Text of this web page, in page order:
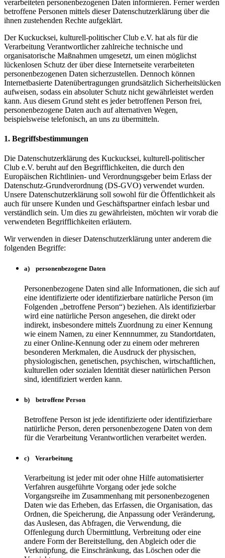
verarbeiteten personenbezogenen Daten informieren. Ferner werden
betroffene Personen mittels dieser Datenschutzerklärung über die
ihnen zustehenden Rechte aufgeklärt.
Der Kuckucksei, kulturell-politischer Club e.V. hat als für die
Verarbeitung Verantwortlicher zahlreiche technische und
organisatorische Maßnahmen umgesetzt, um einen möglichst
lückenlosen Schutz der über diese Internetseite verarbeiteten
personenbezogenen Daten sicherzustellen. Dennoch können
Internetbasierte Datenübertragungen grundsätzlich Sicherheitslücken
aufweisen, sodass ein absoluter Schutz nicht gewährleistet werden
kann. Aus diesem Grund steht es jeder betroffenen Person frei,
personenbezogene Daten auch auf alternativen Wegen,
beispielsweise telefonisch, an uns zu übermitteln.
1. Begriffsbestimmungen
Die Datenschutzerklärung des Kuckucksei, kulturell-politischer
Club e.V. beruht auf den Begrifflichkeiten, die durch den
Europäischen Richtlinien- und Verordnungsgeber beim Erlass der
Datenschutz-Grundverordnung (DS-GVO) verwendet wurden.
Unsere Datenschutzerklärung soll sowohl für die Öffentlichkeit als
auch für unsere Kunden und Geschäftspartner einfach lesbar und
verständlich sein. Um dies zu gewährleisten, möchten wir vorab die
verwendeten Begrifflichkeiten erläutern.
Wir verwenden in dieser Datenschutzerklärung unter anderem die
folgenden Begriffe:
a) personenbezogene Daten
Personenbezogene Daten sind alle Informationen, die sich auf
eine identifizierte oder identifizierbare natürliche Person (im
Folgenden „betroffene Person“) beziehen. Als identifizierbar
wird eine natürliche Person angesehen, die direkt oder
indirekt, insbesondere mittels Zuordnung zu einer Kennung
wie einem Namen, zu einer Kennnummer, zu Standortdaten,
zu einer Online-Kennung oder zu einem oder mehreren
besonderen Merkmalen, die Ausdruck der physischen,
physiologischen, genetischen, psychischen, wirtschaftlichen,
kulturellen oder sozialen Identität dieser natürlichen Person
sind, identifiziert werden kann.
b) betroffene Person
Betroffene Person ist jede identifizierte oder identifizierbare
natürliche Person, deren personenbezogene Daten von dem
für die Verarbeitung Verantwortlichen verarbeitet werden.
c) Verarbeitung
Verarbeitung ist jeder mit oder ohne Hilfe automatisierter
Verfahren ausgeführte Vorgang oder jede solche
Vorgangsreihe im Zusammenhang mit personenbezogenen
Daten wie das Erheben, das Erfassen, die Organisation, das
Ordnen, die Speicherung, die Anpassung oder Veränderung,
das Auslesen, das Abfragen, die Verwendung, die
Offenlegung durch Übermittlung, Verbreitung oder eine
andere Form der Bereitstellung, den Abgleich oder die
Verknüpfung, die Einschränkung, das Löschen oder die